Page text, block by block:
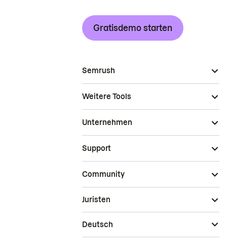
Gratisdemo starten
Semrush
Weitere Tools
Unternehmen
Support
Community
Juristen
Deutsch